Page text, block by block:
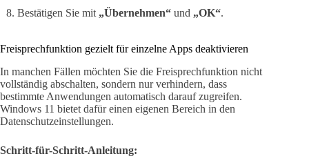
Bestätigen Sie mit „Übernehmen“ und „OK“.
Freisprechfunktion gezielt für einzelne Apps deaktivieren
In manchen Fällen möchten Sie die Freisprechfunktion nicht
vollständig abschalten, sondern nur verhindern, dass
bestimmte Anwendungen automatisch darauf zugreifen.
Windows 11 bietet dafür einen eigenen Bereich in den
Datenschutzeinstellungen.
Schritt-für-Schritt-Anleitung: